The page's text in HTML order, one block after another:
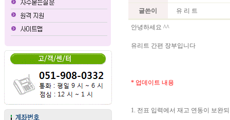
글쓴이 유 리 트
안녕하세요 ^^
유리트 간편 장부입니다
* 업데이트 내용
1. 전표 입력에서 재고 연동이 보완